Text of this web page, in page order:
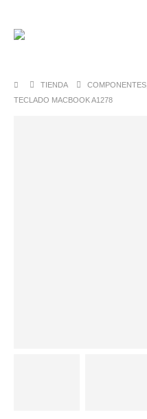
TIENDA COMPONENTES
TECLADO MACBOOK A1278